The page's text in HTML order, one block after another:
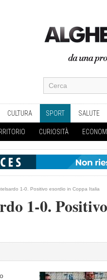
CULTURA SPORT SALUTE
CURIOSITÀ
1-0. Positivo esordio in Coppa Italia
1-0.